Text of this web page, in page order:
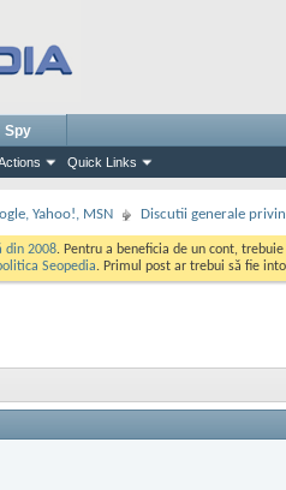
Quick Links
Spy
Yahoo!, MSN Discutii generale
din 2008. Pentru a beneficia de un cont,
Seopedia. Primul post ar trebui să fie